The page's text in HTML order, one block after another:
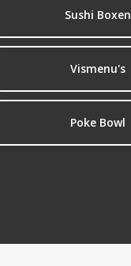
Sushi Boxen
Vismenu's
Poke Bowl